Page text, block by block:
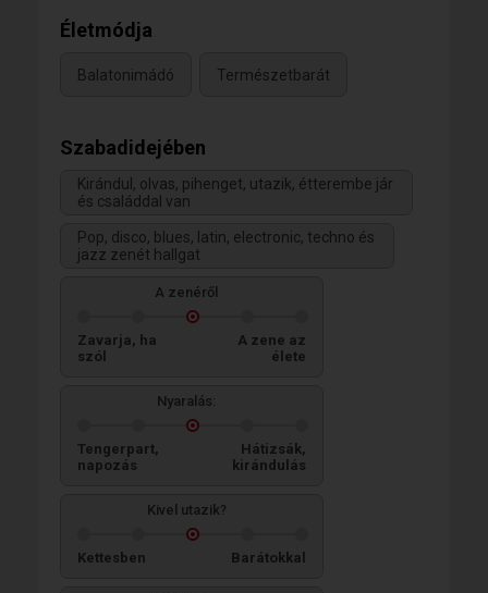
Életmódja
Balatonimádó Természetbarát
Szabadidejében
Kirándul, olvas, pihenget, utazik, étterembe jár
és családdal van
Pop, disco, blues, latin, electronic, techno és
jazz zenét hallgat
A zenéről
Zavarja, ha
szól
A zene az
élete
Nyaralás:
Tengerpart,
napozás
Hátizsák,
kirándulás
Kivel utazik?
Kettesben Barátokkal